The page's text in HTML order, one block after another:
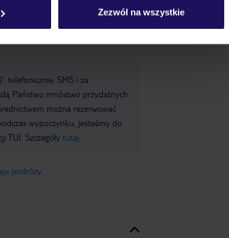
Zezwól na wszystkie
telefonicznie, SMS i za
Państwo mnóstwo przydatnych
można rezerwować
wypoczynku, jesteśmy do
TUI. Szczegóły tutaj
podróży.